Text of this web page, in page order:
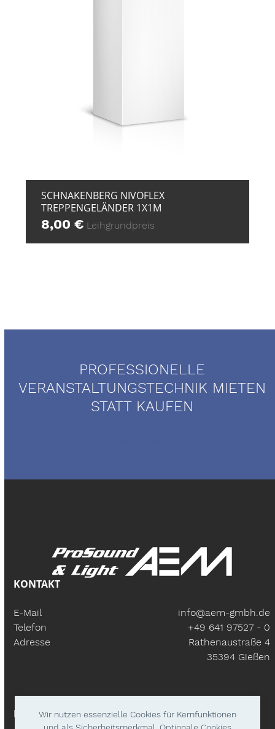
Wir nutzen essenzielle Cookies für Kernfunktionen
SCHNAKENBERG NIVOFLEX
TREPPENGELÄNDER 1X1M
8,00€ Leihgrundpreis
PROFESSIONELLE
VERANSTALTUNGSTECHNIK MIETEN
STATT KAUFEN
KONTAKT
E-Mail
info@aem-gmbh.de
Telefon
+49 641 97527 - 0
Adresse
Rathenaustraße 4
35394 Gießen
BÜROZEITEN